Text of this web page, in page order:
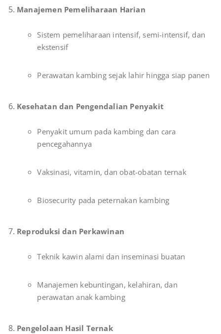
Manajemen Pemeliharaan Harian
Sistem pemeliharaan intensif, semi-intensif, dan
ekstensif
Perawatan kambing sejak lahir hingga siap panen
Kesehatan dan Pengendalian Penyakit
Penyakit umum pada kambing dan cara
pencegahannya
Vaksinasi, vitamin, dan obat-obatan ternak
Biosecurity pada peternakan kambing
Reproduksi dan Perkawinan
Teknik kawin alami dan inseminasi buatan
Manajemen kebuntingan, kelahiran, dan
perawatan anak kambing
Pengelolaan Hasil Ternak